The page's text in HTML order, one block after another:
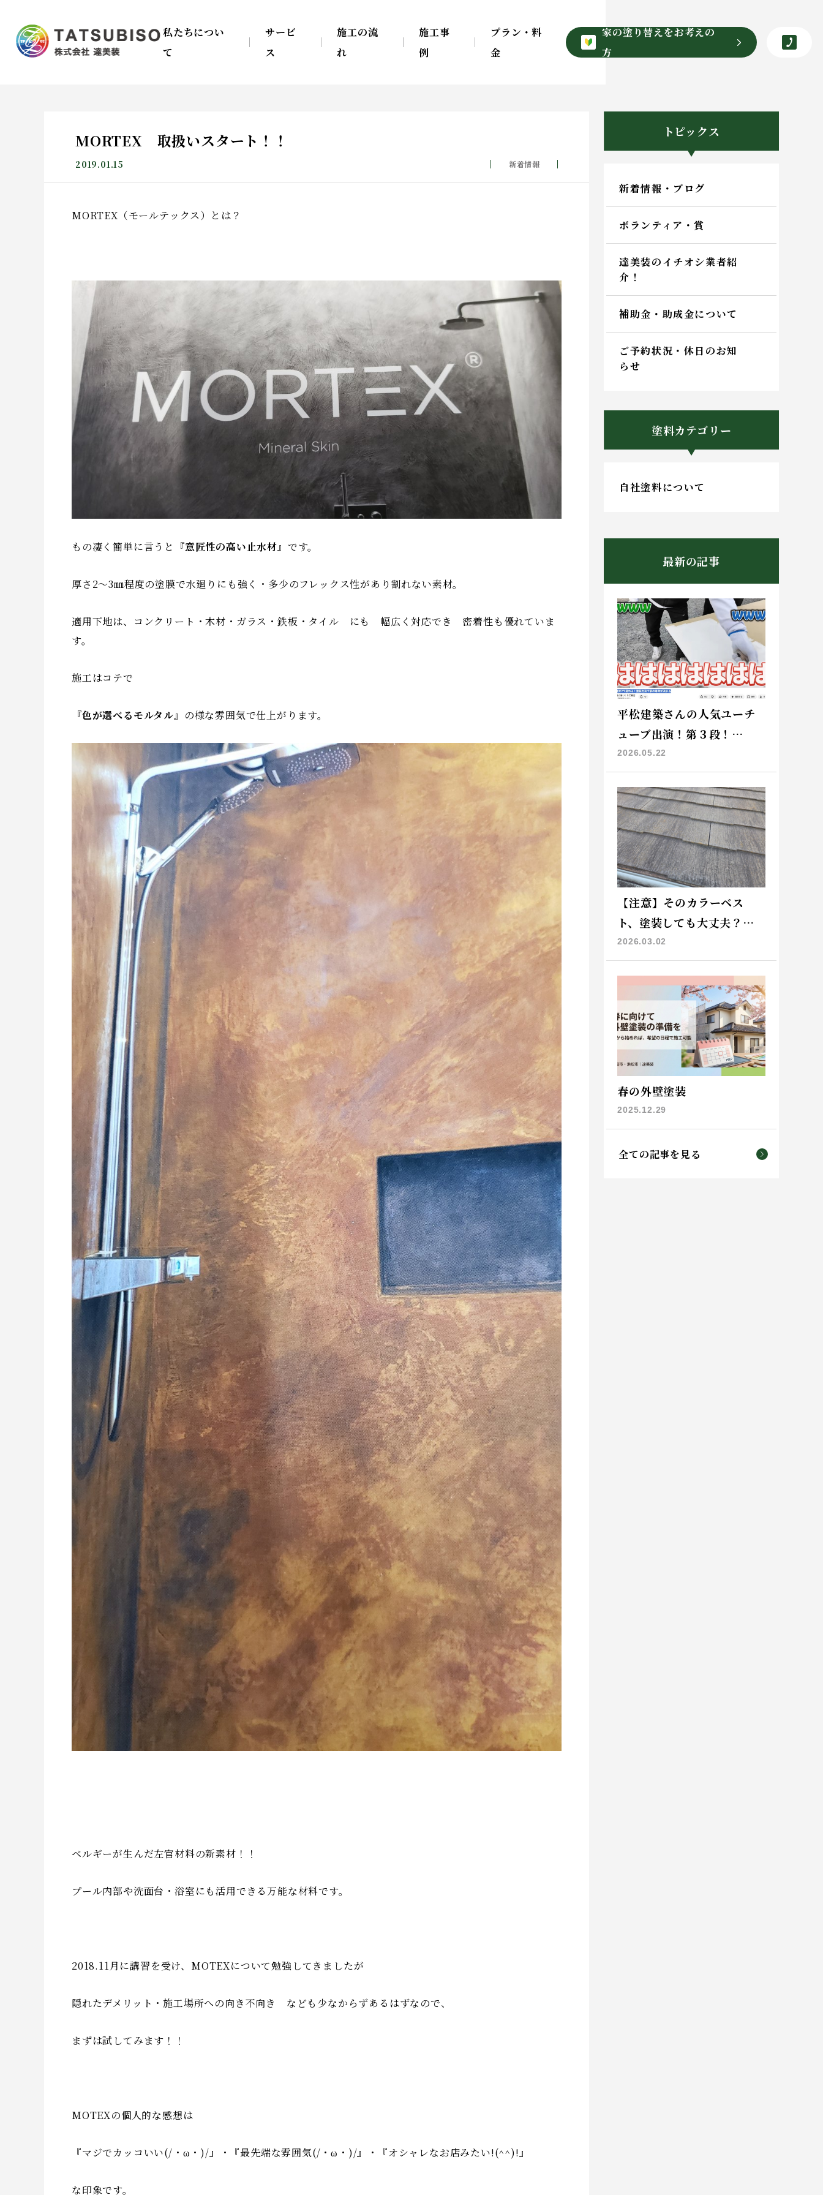
私たちについ
て
サービ
ス
施工の流
れ
施工事
例
プラン・料
金
家の塗り替えをお考えの
方
MORTEX 取扱いスタート！！
2019.01.15 新着情報
MORTEX（モールテックス）とは？
もの凄く簡単に言うと 『意匠性の高い止水材』 です。
厚さ2～3㎜程度の塗膜で水廻りにも強く・多少のフレックス性があり割れない素材。
適用下地は、コンクリート・木材・ガラス・鉄板・タイル にも 幅広く対応でき 密着性も優れていま
す。
施工はコテで
『色が選べるモルタル』 の様な雰囲気で仕上がります。
ベルギーが生んだ左官材料の新素材！！
プール内部や洗面台・浴室にも活用できる万能な材料です。
2018.11月に講習を受け、MOTEXについて勉強してきましたが
隠れたデメリット・施工場所への向き不向き なども少なからずあるはずなので、
まずは試してみます！！
MOTEXの個人的な感想は
『マジでカッコいい(/・ω・)/』・『最先端な雰囲気(/・ω・)/』・『オシャレなお店みたい!(^^)!』
な印象です。
トピックス
新着情報・ブログ
ボランティア・賞
達美装のイチオシ業者紹
介！
補助金・助成金について
ご予約状況・休日のお知
らせ
塗料カテゴリー
自社塗料について
最新の記事
平松建築さんの人気ユーチ
ューブ出演！第３段！…
2026.05.22
【注意】そのカラーベス
ト、塗装しても大丈夫？…
2026.03.02
春の外壁塗装
2025.12.29
全ての記事を見る